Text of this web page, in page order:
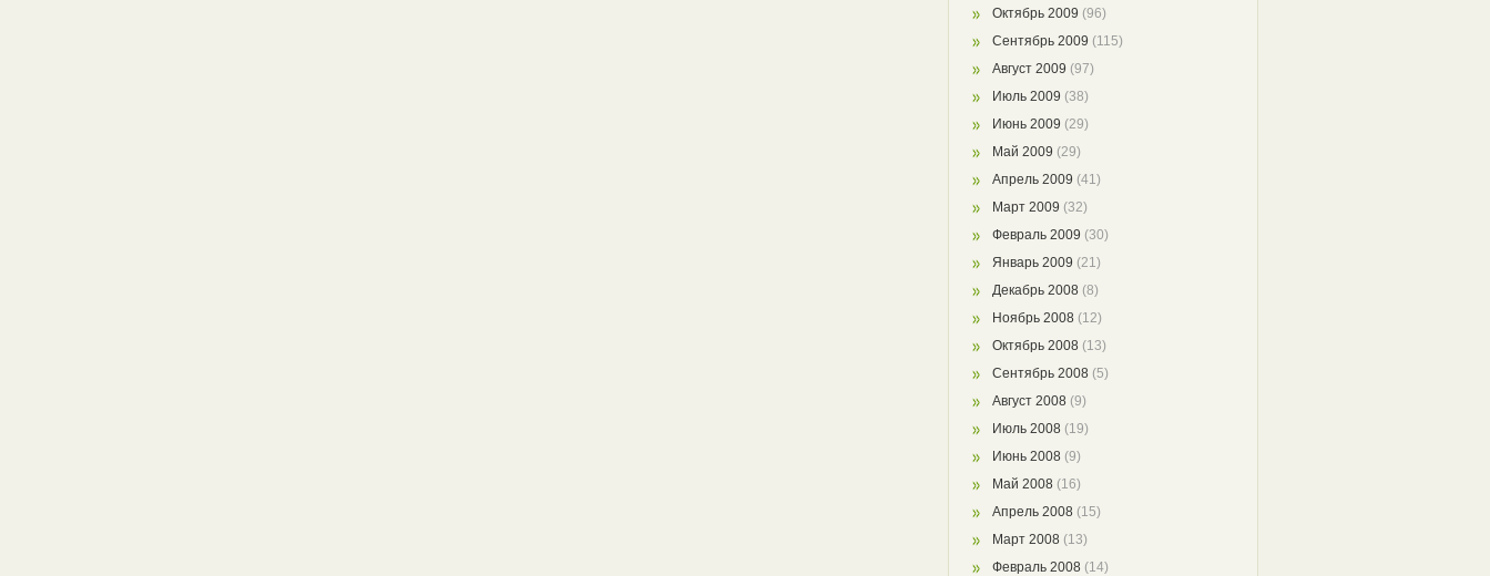
Октябрь 2009 (96)
Сентябрь 2009 (115)
Август 2009 (97)
Июль 2009 (38)
Июнь 2009 (29)
Май 2009 (29)
Апрель 2009 (41)
Март 2009 (32)
Февраль 2009 (30)
Январь 2009 (21)
Декабрь 2008 (8)
Ноябрь 2008 (12)
Октябрь 2008 (13)
Сентябрь 2008 (5)
Август 2008 (9)
Июль 2008 (19)
Июнь 2008 (9)
Май 2008 (16)
Апрель 2008 (15)
Март 2008 (13)
Февраль 2008 (14)